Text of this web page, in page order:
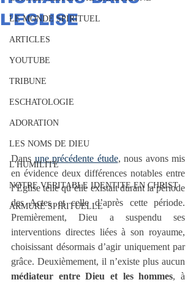
LE MONDE SPIRITUEL
ARTICLES
YOUTUBE
TRIBUNE
ESCHATOLOGIE
ADORATION
LES NOMS DE DIEU
L'HUMILITE
NOTRE VERITABLE IDENTITE EN CHRIST
ARMURE SPIRITUELLE
L’EGLISE
Dans une précédente étude, nous avons mis
en évidence deux différences notables entre
l’Église telle qu’elle existait durant la période
des Actes et celle d’après cette période.
Premièrement, Dieu a suspendu ses
interventions directes liées à son royaume,
choisissant désormais d’agir uniquement par
médiateur entre Dieu et les hommes, à